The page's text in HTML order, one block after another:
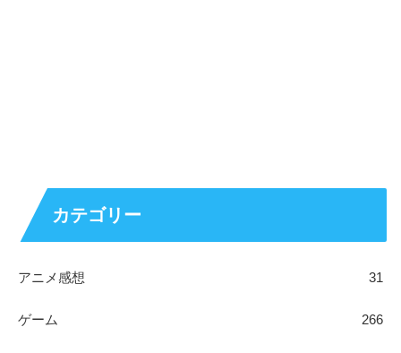
カテゴリー
アニメ感想 31
ゲーム 266